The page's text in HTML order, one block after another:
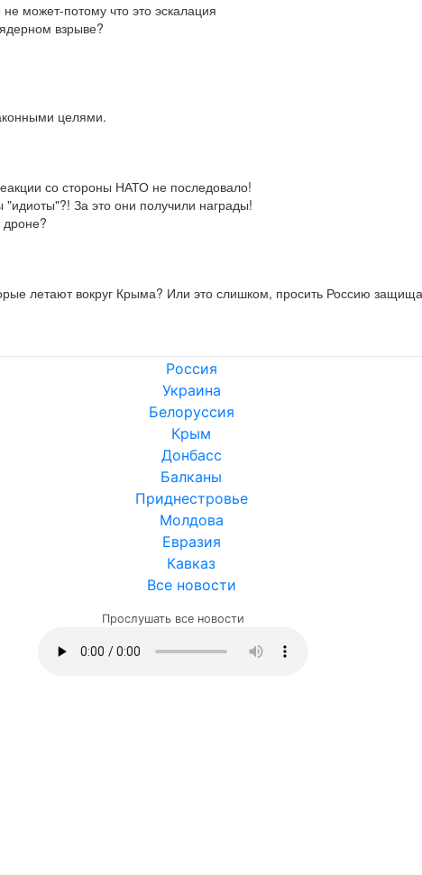
может-потому что это эскалация
взрыве?
целями.
со стороны НАТО не последовало!
За это они получили награды!
дроне?
летают вокруг Крыма? Или это слишком, просить Россию
Россия
Украина
Белоруссия
Крым
Донбасс
Балканы
Приднестровье
Молдова
Евразия
Кавказ
Все новости
Прослушать все новости